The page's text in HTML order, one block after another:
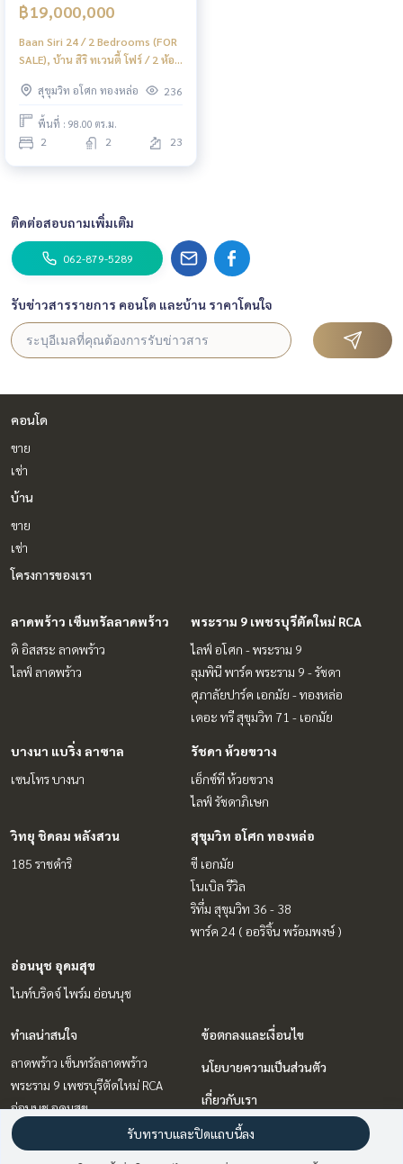
฿19,000,000
Baan Siri 24 / 2 Bedrooms (FOR
SALE), บ้าน สิริ ทเวนตี้ โฟร์ / 2 ห้อง
สุขุมวิท อโศก ทองหล่อ
236
พื้นที่ : 98.00 ตร.ม.
2 2 23
ติดต่อสอบถามเพิ่มเติม
062-879-5289
รับข่าวสารรายการ คอนโด และบ้าน ราคาโดนใจ
คอนโด
ขาย
เช่า
บ้าน
ขาย
เช่า
โครงการของเรา
ลาดพร้าว เซ็นทรัลลาดพร้าว
ดิ อิสสระ ลาดพร้าว
ไลฟ์ ลาดพร้าว
พระราม 9 เพชรบุรีตัดใหม่ RCA
ไลฟ์ อโศก - พระราม 9
ลุมพินี พาร์ค พระราม 9 - รัชดา
ศุภาลัยปาร์ค เอกมัย - ทองหล่อ
เดอะ ทรี สุขุมวิท 71 - เอกมัย
บางนา แบริ่ง ลาซาล
เซนโทร บางนา
รัชดา ห้วยขวาง
เอ็กซ์ที ห้วยขวาง
ไลฟ์ รัชดาภิเษก
วิทยุ ชิดลม หลังสวน
185 ราชดำริ
สุขุมวิท อโศก ทองหล่อ
ซี เอกมัย
โนเบิล รีวิล
ริทึ่ม สุขุมวิท 36 - 38
พาร์ค 24 ( ออริจิ้น พร้อมพงษ์ )
อ่อนนุช อุดมสุข
ไนท์บริดจ์ ไพร์ม อ่อนนุช
ทำเลน่าสนใจ
ลาดพร้าว เซ็นทรัลลาดพร้าว
พระราม 9 เพชรบุรีตัดใหม่ RCA
อ่อนนุช อุดมสุข
สุขุมวิท อโศก ทองหล่อ
วิทยุ ชิดลม หลังสวน
ข้อตกลงและเงื่อนไข
นโยบายความเป็นส่วนตัว
เกี่ยวกับเรา
วิธีการฝากขาย-เช่า
รับทราบและปิดแถบนี้ลง